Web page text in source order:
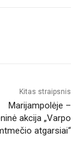
Kitas straipsnis
Marijampolėje –
akcija „Varpo
atgarsiai“